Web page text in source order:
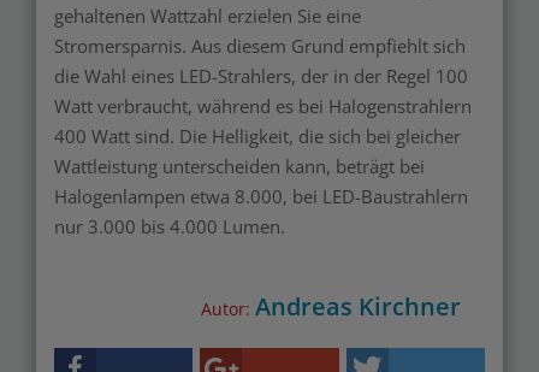
gehaltenen Wattzahl erzielen Sie eine
Stromersparnis. Aus diesem Grund empfiehlt sich
die Wahl eines LED-Strahlers, der in der Regel 100
Watt verbraucht, während es bei Halogenstrahlern
400 Watt sind. Die Helligkeit, die sich bei gleicher
Wattleistung unterscheiden kann, beträgt bei
Halogenlampen etwa 8.000, bei LED-Baustrahlern
nur 3.000 bis 4.000 Lumen.
Autor: Andreas Kirchner